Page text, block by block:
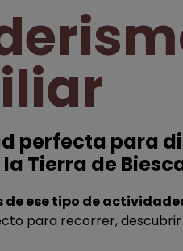
perfecta para
Tierra de
de ese tipo de
para recorrer,